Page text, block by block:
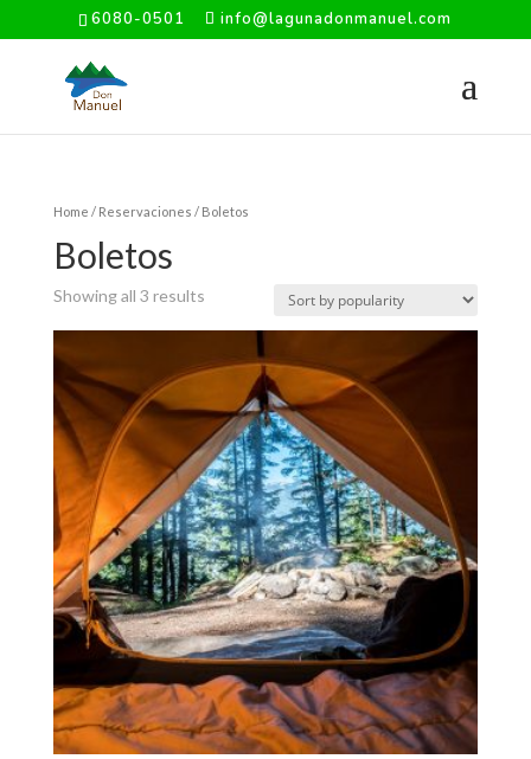
6080-0501 info@lagunadonmanuel.com
Home / Reservaciones / Boletos
Boletos
Showing all 3 results